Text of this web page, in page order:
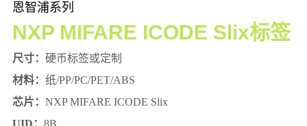
恩智浦系列
NXP MIFARE ICODE Slix标签